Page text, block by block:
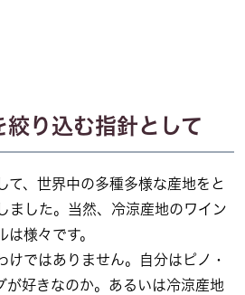
り込む指針として
て、世界中の多種多様な産地をと
ました。当然、冷涼産地のワイン
は様々です。
けではありません。自分はピノ・
が好きなのか。あるいは冷涼産地